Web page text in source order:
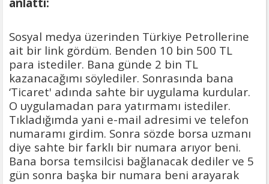
Sosyal medya üzerinden Türkiye Petrollerine
ait bir link gördüm. Benden 10 bin 500 TL
para istediler. Bana günde 2 bin TL
kazanacağımı söylediler. Sonrasında bana
‘Ticaret' adında sahte bir uygulama kurdular.
O uygulamadan para yatırmamı istediler.
Tıkladığımda yani e-mail adresimi ve telefon
numaramı girdim. Sonra sözde borsa uzmanı
diye sahte bir farklı bir numara arıyor beni.
Bana borsa temsilcisi bağlanacak dediler ve 5
gün sonra başka bir numara beni arayarak